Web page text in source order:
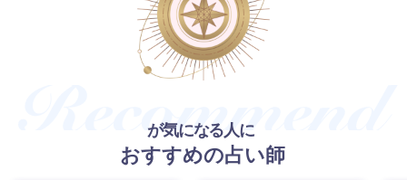
が気になる人に
おすすめの占い師